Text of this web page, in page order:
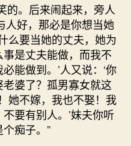
。后来闹起来，旁人
人好，那必是你想当她
么要当她的丈夫，她为
是丈夫能做，而我不
能做到。’人又说：‘你
婆了？孤男寡女就这
她不嫁，我也不娶！我
要有别人。’妹夫你听
痴子。”